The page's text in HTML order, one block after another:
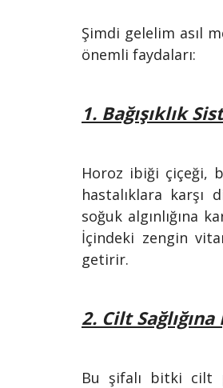
Şimdi gelelim asıl
önemli faydaları:
1. Bağışıklık
Horoz ibiği çiçeği,
hastalıklara karşı
soğuk algınlığına
İçindeki zengin
getirir.
2. Cilt
Bu şifalı bitki cilt